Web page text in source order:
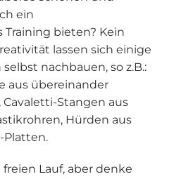
ein
bieten? Kein
lassen sich einige
nachbauen, so z.B.:
aus übereinander
Stangen aus
Hürden aus
Platten.
Lauf, aber denke